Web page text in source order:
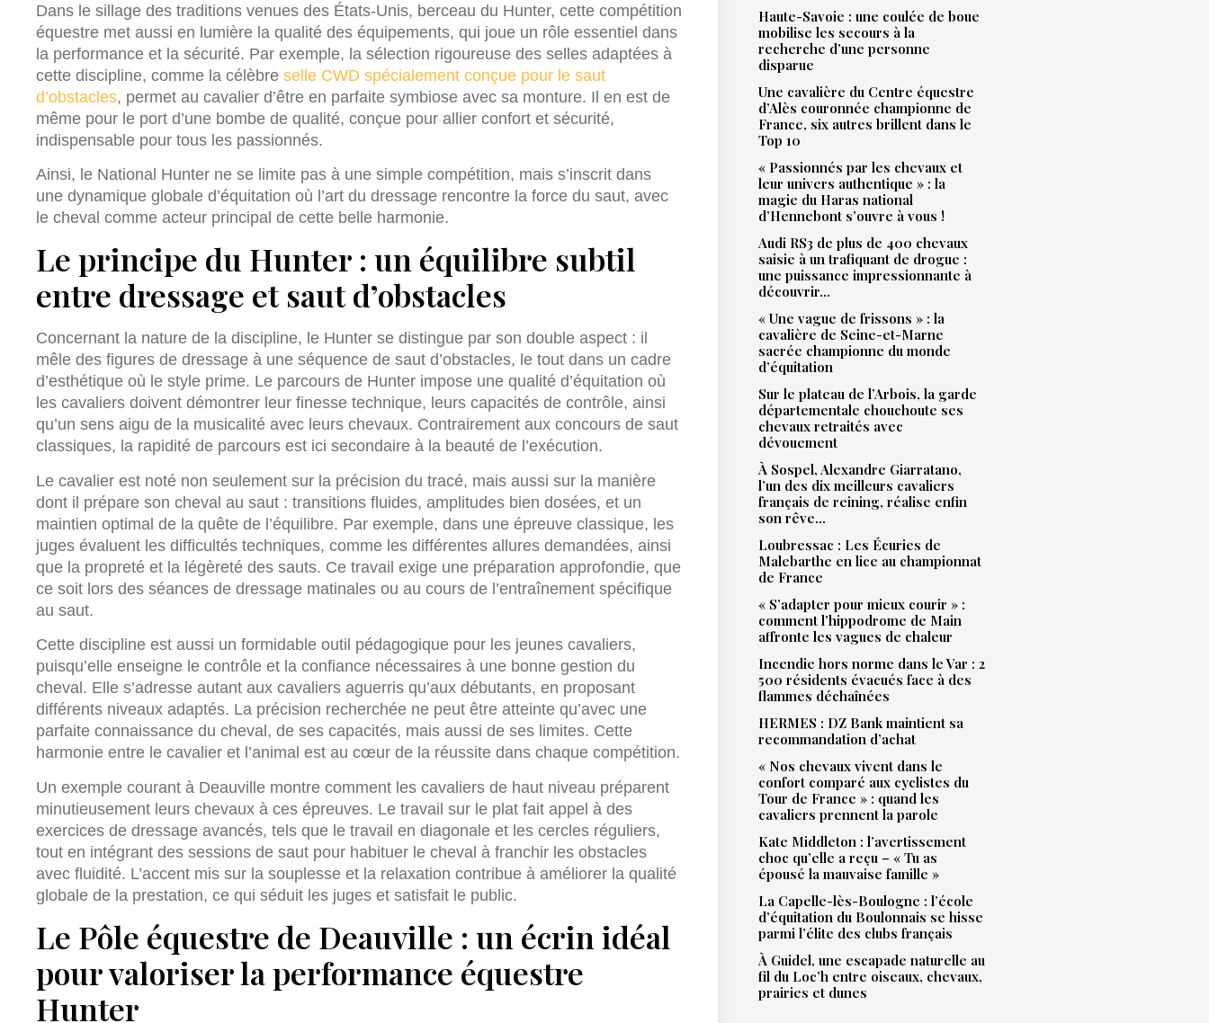
Dans le sillage des traditions venues des États-Unis, berceau du Hunter, cette compétition
équestre met aussi en lumière la qualité des équipements, qui joue un rôle essentiel dans
la performance et la sécurité. Par exemple, la sélection rigoureuse des selles adaptées à
cette discipline, comme la célèbre selle CWD spécialement conçue pour le saut
d’obstacles, permet au cavalier d’être en parfaite symbiose avec sa monture. Il en est de
même pour le port d’une bombe de qualité, conçue pour allier confort et sécurité,
indispensable pour tous les passionnés.
Ainsi, le National Hunter ne se limite pas à une simple compétition, mais s’inscrit dans
une dynamique globale d’équitation où l’art du dressage rencontre la force du saut, avec
le cheval comme acteur principal de cette belle harmonie.
Le principe du Hunter : un équilibre subtil
entre dressage et saut d’obstacles
Concernant la nature de la discipline, le Hunter se distingue par son double aspect : il
mêle des figures de dressage à une séquence de saut d’obstacles, le tout dans un cadre
d’esthétique où le style prime. Le parcours de Hunter impose une qualité d’équitation où
les cavaliers doivent démontrer leur finesse technique, leurs capacités de contrôle, ainsi
qu’un sens aigu de la musicalité avec leurs chevaux. Contrairement aux concours de saut
classiques, la rapidité de parcours est ici secondaire à la beauté de l’exécution.
Le cavalier est noté non seulement sur la précision du tracé, mais aussi sur la manière
dont il prépare son cheval au saut : transitions fluides, amplitudes bien dosées, et un
maintien optimal de la quête de l’équilibre. Par exemple, dans une épreuve classique, les
juges évaluent les difficultés techniques, comme les différentes allures demandées, ainsi
que la propreté et la légèreté des sauts. Ce travail exige une préparation approfondie, que
ce soit lors des séances de dressage matinales ou au cours de l’entraînement spécifique
au saut.
Cette discipline est aussi un formidable outil pédagogique pour les jeunes cavaliers,
puisqu’elle enseigne le contrôle et la confiance nécessaires à une bonne gestion du
cheval. Elle s’adresse autant aux cavaliers aguerris qu’aux débutants, en proposant
différents niveaux adaptés. La précision recherchée ne peut être atteinte qu’avec une
parfaite connaissance du cheval, de ses capacités, mais aussi de ses limites. Cette
harmonie entre le cavalier et l’animal est au cœur de la réussite dans chaque compétition.
Un exemple courant à Deauville montre comment les cavaliers de haut niveau préparent
minutieusement leurs chevaux à ces épreuves. Le travail sur le plat fait appel à des
exercices de dressage avancés, tels que le travail en diagonale et les cercles réguliers,
tout en intégrant des sessions de saut pour habituer le cheval à franchir les obstacles
avec fluidité. L’accent mis sur la souplesse et la relaxation contribue à améliorer la qualité
globale de la prestation, ce qui séduit les juges et satisfait le public.
Le Pôle équestre de Deauville : un écrin idéal
pour valoriser la performance équestre
Hunter
Haute-Savoie : une coulée de boue
mobilise les secours à la
recherche d’une personne
disparue
Une cavalière du Centre équestre
d’Alès couronnée championne de
France, six autres brillent dans le
Top 10
« Passionnés par les chevaux et
leur univers authentique » : la
magie du Haras national
d’Hennebont s’ouvre à vous !
Audi RS3 de plus de 400 chevaux
saisie à un trafiquant de drogue :
une puissance impressionnante à
découvrir…
« Une vague de frissons » : la
cavalière de Seine-et-Marne
sacrée championne du monde
d’équitation
Sur le plateau de l’Arbois, la garde
départementale chouchoute ses
chevaux retraités avec
dévouement
À Sospel, Alexandre Giarratano,
l’un des dix meilleurs cavaliers
français de reining, réalise enfin
son rêve…
Loubressac : Les Écuries de
Malebarthe en lice au championnat
de France
« S’adapter pour mieux courir » :
comment l’hippodrome de Main
affronte les vagues de chaleur
Incendie hors norme dans le Var : 2
500 résidents évacués face à des
flammes déchaînées
HERMES : DZ Bank maintient sa
recommandation d’achat
« Nos chevaux vivent dans le
confort comparé aux cyclistes du
Tour de France » : quand les
cavaliers prennent la parole
Kate Middleton : l’avertissement
choc qu’elle a reçu – « Tu as
épousé la mauvaise famille »
La Capelle-lès-Boulogne : l’école
d’équitation du Boulonnais se hisse
parmi l’élite des clubs français
À Guidel, une escapade naturelle au
fil du Loc’h entre oiseaux, chevaux,
prairies et dunes